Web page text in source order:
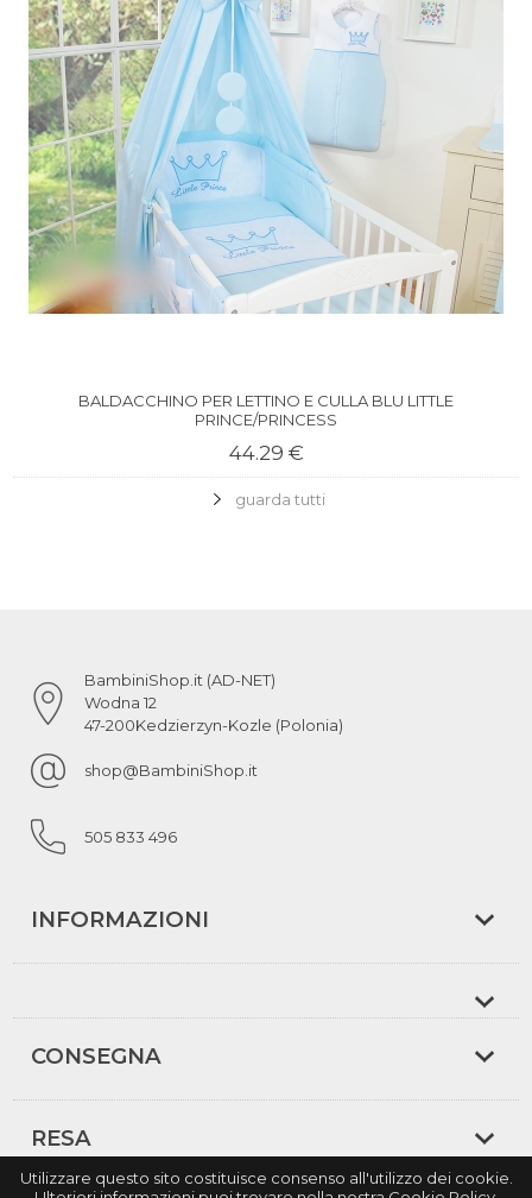
BALDACCHINO PER LETTINO E CULLA BLU LITTLE
PRINCE/PRINCESS
44.29 €
guarda tutti
BambiniShop.it (AD-NET)
Wodna 12
47-200Kedzierzyn-Kozle (Polonia)
shop@BambiniShop.it
505 833 496
INFORMAZIONI
CONSEGNA
RESA
Utilizzare questo sito costituisce consenso all'utilizzo dei cookie.